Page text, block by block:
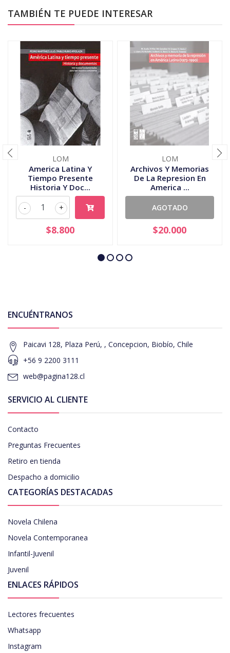
TAMBIÉN TE PUEDE INTERESAR
LOM
America Latina Y
Tiempo Presente
Historia Y Doc...
+
-
$8.800
LOM
Archivos Y Memorias
De La Represion En
America ...
AGOTADO
$20.000
ENCUÉNTRANOS
Paicavi 128, Plaza Perú, , Concepcion, Biobío, Chile
+56 9 2200 3111
web@pagina128.cl
SERVICIO AL CLIENTE
Contacto
Preguntas Frecuentes
Retiro en tienda
Despacho a domicilio
CATEGORÍAS DESTACADAS
Novela Chilena
Novela Contemporanea
Infantil-Juvenil
Juvenil
ENLACES RÁPIDOS
Lectores frecuentes
Whatsapp
Instagram